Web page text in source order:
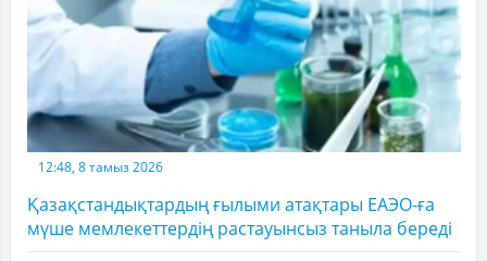
12:48, 8 тамыз 2026
Қазақстандықтардың ғылыми атақтары ЕАЭО-ға
мүше мемлекеттердің растауынсыз таныла береді